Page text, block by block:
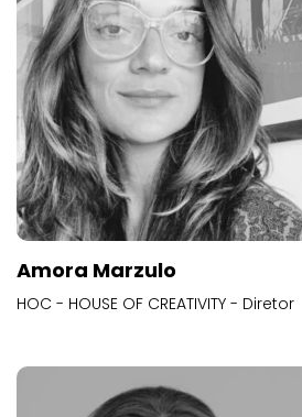
Amora Marzulo
HOC - HOUSE OF CREATIVITY - Diretor